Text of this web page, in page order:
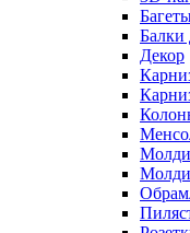
Балки
Декор